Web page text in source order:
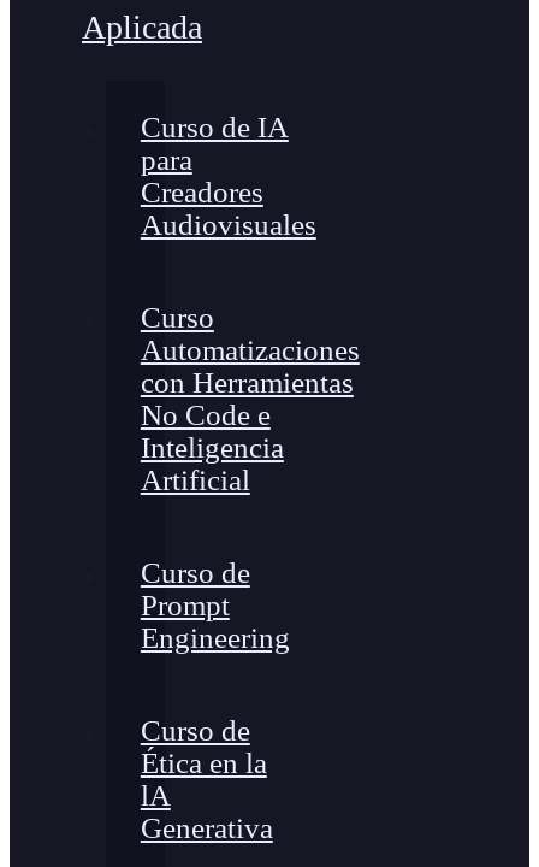
Aplicada
Curso de IA
para
Creadores
Audiovisuales
Curso
Automatizaciones
con Herramientas
No Code e
Inteligencia
Artificial
Curso de
Prompt
Engineering
Curso de
Ética en la
lA
Generativa